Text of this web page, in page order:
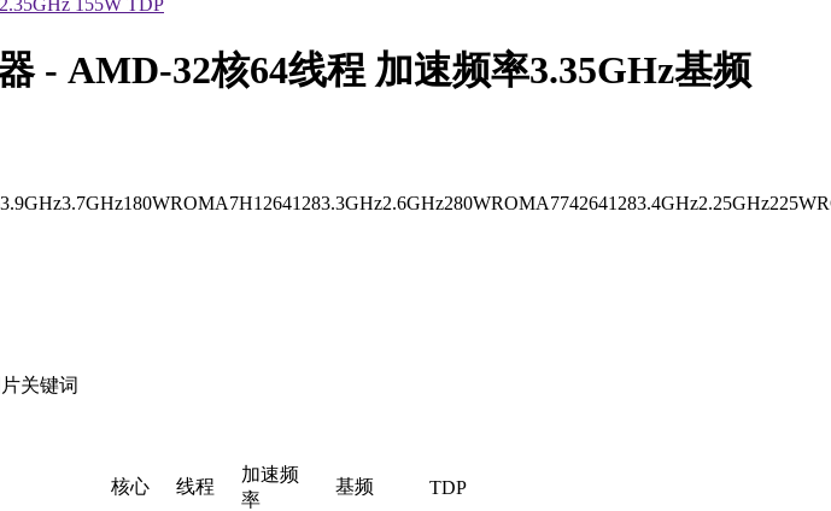
- AMD-32核64线程 加速频率3.35GHz基频
核心 线程
加速频
率
基频 TDP